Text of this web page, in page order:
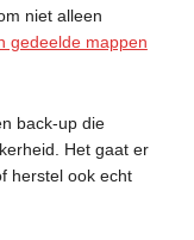
niet alleen
gedeelde mappen
back-up die
Het gaat er
herstel ook echt